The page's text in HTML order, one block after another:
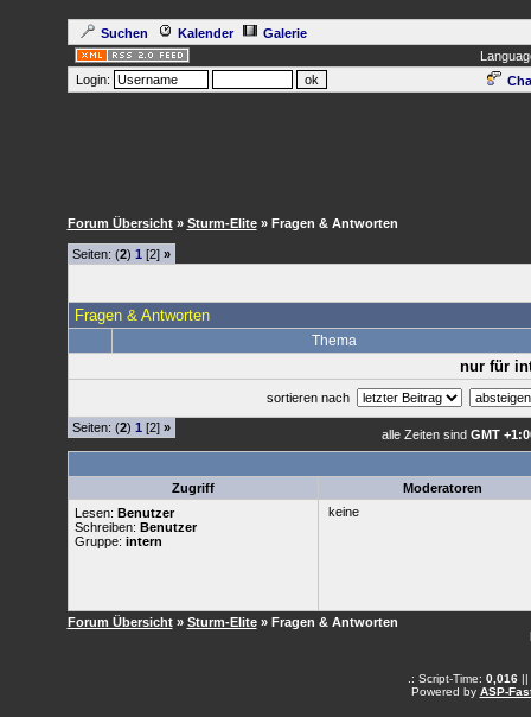
Suchen Kalender
Galerie
Login:
Forum Übersicht » Sturm-Elite » Fragen & Antworten
Seiten: (2) 1 [2] »
Fragen & Antworten
Thema
nur für
sortieren nach
Seiten: (2) 1 [2] » alle Zeiten sind GMT
Zugriff
Moderatoren
Lesen: Benutzer
Schreiben: Benutzer
Gruppe: intern
keine
Forum Übersicht » Sturm-Elite » Fragen & Antworten
.: Script-Time: 0,016||
Powered by ASP-